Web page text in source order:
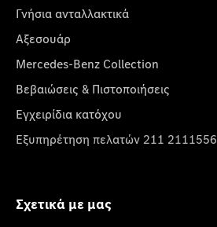
Γνήσια ανταλλακτικά
Αξεσουάρ
Mercedes-Benz Collection
Βεβαιώσεις & Πιστοποιήσεις
Εγχειρίδια κατόχου
Εξυπηρέτηση πελατών 211 2111556
Σχετικά με μας